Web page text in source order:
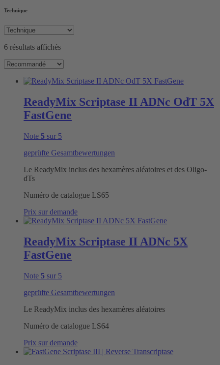
Technique
6 résultats affichés
ReadyMix Scriptase II ADNc OdT 5X
FastGene
Note 5 sur 5
geprüfte Gesamtbewertungen
Le ReadyMix inclus des hexamères aléatoires et des Oligo-
dTs
Numéro de catalogue LS65
Prix sur demande
ReadyMix Scriptase II ADNc 5X
FastGene
Note 5 sur 5
geprüfte Gesamtbewertungen
Le ReadyMix inclus des hexamères aléatoires
Numéro de catalogue LS64
Prix sur demande